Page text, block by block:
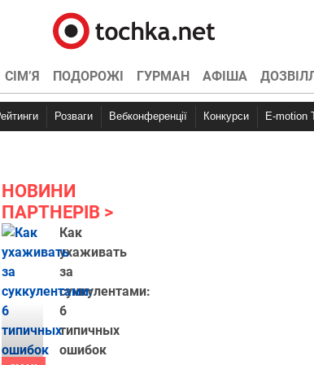
СІМ’Я ПОДОРОЖІ ГУРМАН АФІША
Рейтинги Розваги Вебконференції Конкурси E-motion
НОВИНИ
ПАРТНЕРІВ
Как
ухаживать
за
суккулентами:
6
типичных
ошибок